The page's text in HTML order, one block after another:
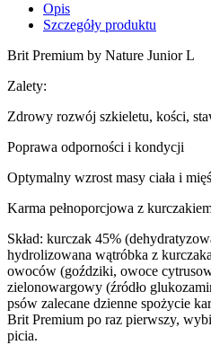
Opis
Szczegóły produktu
Brit Premium by Nature Junior L
Zalety:
Zdrowy rozwój szkieletu, kości,
Poprawa odporności i kondycji
Optymalny wzrost masy ciała i
Karma pełnoporcjowa z
Skład: kurczak 45%
hydrolizowana wątróbka z
owoców (goździki, owoce
zielonowargowy (źródło
psów zalecane dzienne spożycie
Brit Premium po raz pierwszy,
picia.